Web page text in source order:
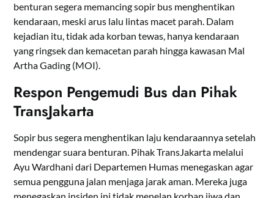
benturan segera memancing sopir bus menghentikan
kendaraan, meski arus lalu lintas macet parah. Dalam
kejadian itu, tidak ada korban tewas, hanya kendaraan
yang ringsek dan kemacetan parah hingga kawasan Mal
Artha Gading (MOI).
Respon Pengemudi Bus dan Pihak
TransJakarta
Sopir bus segera menghentikan laju kendaraannya setelah
mendengar suara benturan. Pihak TransJakarta melalui
Ayu Wardhani dari Departemen Humas menegaskan agar
semua pengguna jalan menjaga jarak aman. Mereka juga